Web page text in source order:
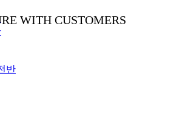
반
WITH CUSTOMERS